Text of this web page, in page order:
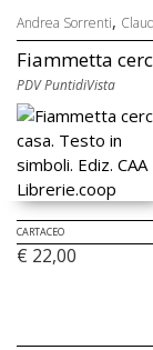
Andrea Sorrenti,
Fiammetta
PDV PuntidiVista
CARTACEO
€ 22,00